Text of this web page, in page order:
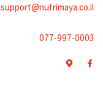
support@nutrimaya.co.il
077-997-0003